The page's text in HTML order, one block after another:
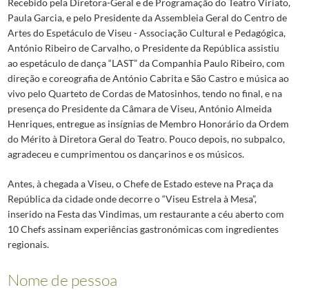
Recebido pela Diretora-Geral e de Programação do Teatro Viriato,
Paula Garcia, e pelo Presidente da Assembleia Geral do Centro de
Artes do Espetáculo de Viseu - Associação Cultural e Pedagógica,
António Ribeiro de Carvalho, o Presidente da República assistiu
ao espetáculo de dança “LAST” da Companhia Paulo Ribeiro, com
direção e coreografia de António Cabrita e São Castro e música ao
vivo pelo Quarteto de Cordas de Matosinhos, tendo no final, e na
presença do Presidente da Câmara de Viseu, António Almeida
Henriques, entregue as insígnias de Membro Honorário da Ordem
do Mérito à Diretora Geral do Teatro. Pouco depois, no subpalco,
agradeceu e cumprimentou os dançarinos e os músicos.
Antes, à chegada a Viseu, o Chefe de Estado esteve na Praça da
República da cidade onde decorre o “Viseu Estrela à Mesa”,
inserido na Festa das Vindimas, um restaurante a céu aberto com
10 Chefs assinam experiências gastronómicas com ingredientes
regionais.
Nome de pessoa